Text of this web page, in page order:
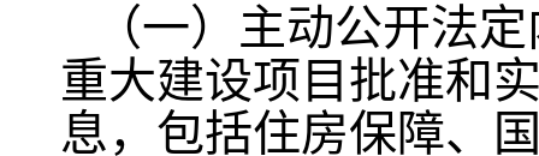
（一）主动公开法
重大建设项目批准和
息，包括住房保障、